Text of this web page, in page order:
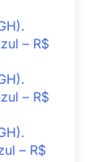
– R$
– R$
– R$